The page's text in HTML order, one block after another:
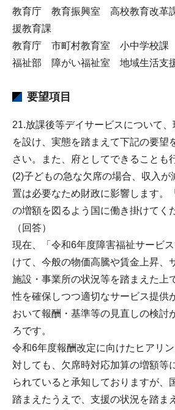
教育庁 教育振興室 高校教育改革
援教育課
教育庁 市町村教育室 小中学校課
福祉部 障がい福祉室 地域生活支
要望項目
21.放課後等デイサービスについて
を設け、実態を踏まえて下記の要望
さい。また、府としてできることも
(2)子どもの急な欠席の場合、収入が
置は必要なため財政に影響します。
の増額を図るよう国に働き掛けてく
（回答）
現在、「令和6年度障害福祉サービ
けて、今般の物価高騰や賃金上昇、
施設・事業所の状況等を踏まえた上
性を確保しつつ適切なサービス提供
おいて報酬・基準等の見直しの検討
ろです。
令和6年度報酬改定に向けたヒアリ
対しても、欠席時対応加算の増額等
られていると承知しておりますが、
踏まえたうえで、支援の状況を踏ま